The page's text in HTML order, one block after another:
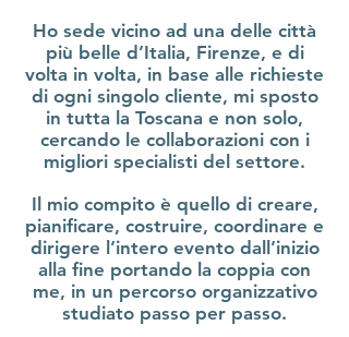
Ho sede vicino ad una delle città
più belle d’Italia, Firenze, e di
volta in volta, in base alle richieste
di ogni singolo cliente, mi sposto
in tutta la Toscana e non solo,
cercando le collaborazioni con i
migliori specialisti del settore.
Il mio compito è quello di creare,
pianificare, costruire, coordinare e
dirigere l’intero evento dall’inizio
alla fine portando la coppia con
me, in un percorso organizzativo
studiato passo per passo.